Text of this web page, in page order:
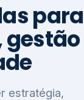
para
estratégia,